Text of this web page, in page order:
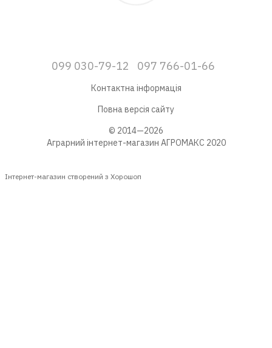
099 030-79-12 097 766-01-66
Контактна інформація
Повна версія сайту
© 2014—2026
Аграрний інтернет-магазин АГРОМАКС 2020
Інтернет-магазин створений з Хорошоп